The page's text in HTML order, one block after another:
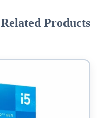
Related Products